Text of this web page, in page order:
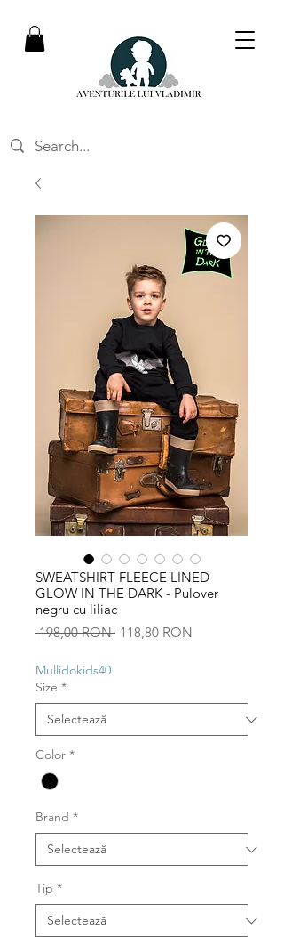
SWEATSHIRT FLEECE LINED
GLOW IN THE DARK - Pulover
negru cu liliac
198,00 RON Preț
118,80 RON
Mullidokids40
Size *
Color *
Brand *
Tip *